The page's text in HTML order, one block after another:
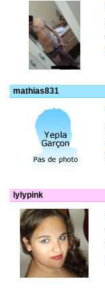
mathias831
lylypink